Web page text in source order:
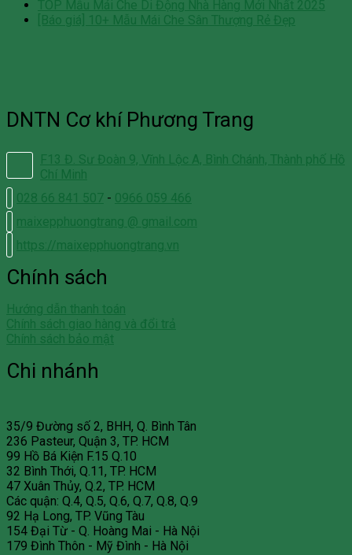
TOP Mẫu Mái Che Di Động Nhà Hàng Mới Nhất 2025
[Báo giá] 10+ Mẫu Mái Che Sân Thượng Rẻ Đẹp
DNTN Cơ khí Phương Trang
F13 Đ. Sư Đoàn 9, Vĩnh Lộc A, Bình Chánh, Thành phố Hồ
Chí Minh
028 66 841 507 - 0966 059 466
maixepphuongtrang @ gmail.com
https://maixepphuongtrang.vn
Chính sách
Hướng dẫn thanh toán
Chính sách giao hàng và đổi trả
Chính sách bảo mật
Chi nhánh
35/9 Đường số 2, BHH, Q. Bình Tân
236 Pasteur, Quận 3, TP. HCM
99 Hồ Bá Kiện F.15 Q.10
32 Bình Thới, Q.11, TP. HCM
47 Xuân Thủy, Q.2, TP. HCM
Các quận: Q.4, Q.5, Q.6, Q.7, Q.8, Q.9
92 Hạ Long, TP. Vũng Tàu
154 Đại Từ - Q. Hoàng Mai - Hà Nội
179 Đình Thôn - Mỹ Đình - Hà Nội